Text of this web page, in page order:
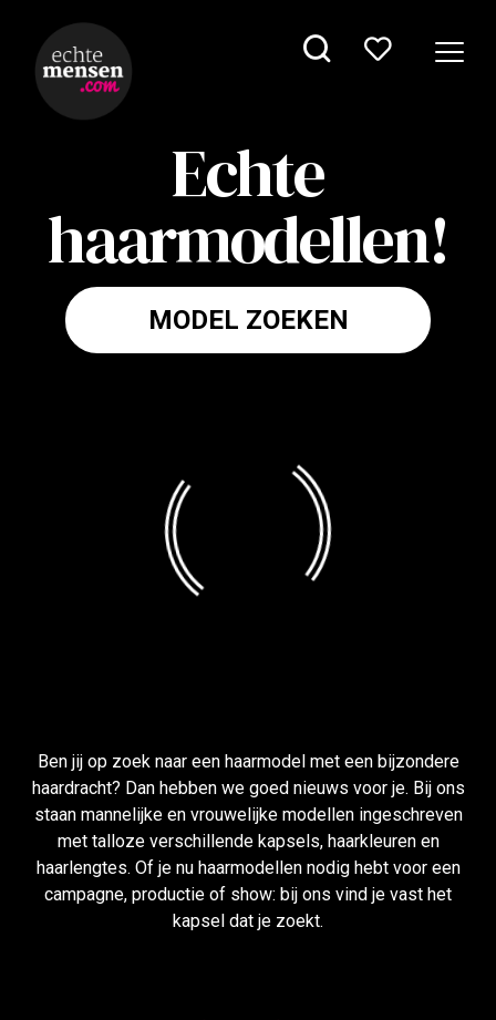
Echte
haarmodellen!
MODEL ZOEKEN
Ben jij op zoek naar een haarmodel met een bijzondere
haardracht? Dan hebben we goed nieuws voor je. Bij ons
staan mannelijke en vrouwelijke modellen ingeschreven
met talloze verschillende kapsels, haarkleuren en
haarlengtes. Of je nu haarmodellen nodig hebt voor een
campagne, productie of show: bij ons vind je vast het
kapsel dat je zoekt.